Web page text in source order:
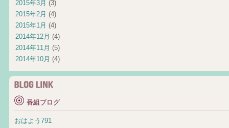
2015年3月 (3)
2015年2月 (4)
2015年1月 (4)
2014年12月 (4)
2014年11月 (5)
2014年10月 (4)
番組ブログ
おはよう791